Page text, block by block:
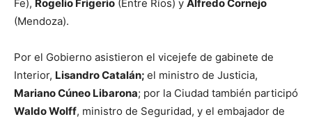
Fe), Rogelio Frigerio (Entre Ríos) y Alfredo Cornejo
(Mendoza).
Por el Gobierno asistieron el vicejefe de gabinete de
Interior, Lisandro Catalán; el ministro de Justicia,
Mariano Cúneo Libarona; por la Ciudad también participó
Waldo Wolff, ministro de Seguridad, y el embajador de